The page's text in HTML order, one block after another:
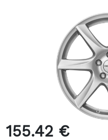
155.42 €